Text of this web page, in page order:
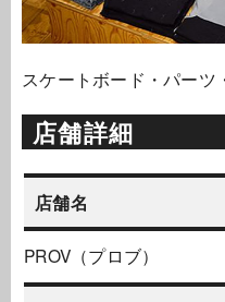
スケートボード・パーツ
店舗詳細
店舗名
PROV（プロブ）